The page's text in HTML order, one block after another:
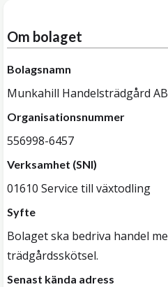
Om bolaget
Bolagsnamn
Munkahill Handelsträdgård AB
Organisationsnummer
556998-6457
Verksamhet (SNI)
01610 Service till växtodling
Syfte
Bolaget ska bedriva handel
trädgårdsskötsel.
Senast kända adress